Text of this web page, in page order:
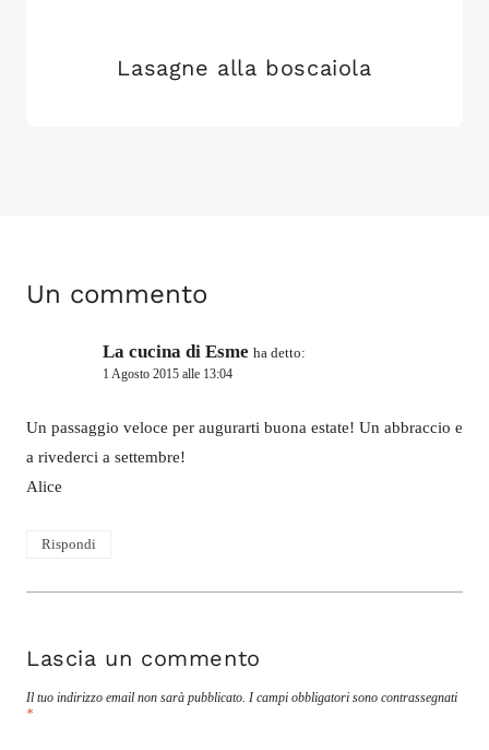
Lasagne alla boscaiola
Un commento
La cucina di Esme ha detto:
1 Agosto 2015 alle 13:04
Un passaggio veloce per augurarti buona estate! Un abbraccio e
a rivederci a settembre!
Alice
Rispondi
Lascia un commento
Il tuo indirizzo email non sarà pubblicato. I campi obbligatori sono contrassegnati
*